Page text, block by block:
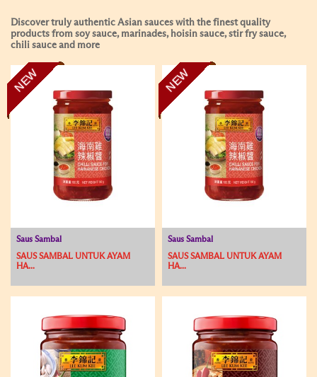
Discover truly authentic Asian sauces with the finest quality
products from soy sauce, marinades, hoisin sauce, stir fry sauce,
chili sauce and more
NEW
Saus Sambal
SAUS SAMBAL UNTUK AYAM
HA...
NEW
Saus Sambal
SAUS SAMBAL UNTUK AYAM
HA...